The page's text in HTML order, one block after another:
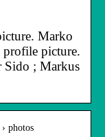
Marko
picture.
Sido ; Markus
photos